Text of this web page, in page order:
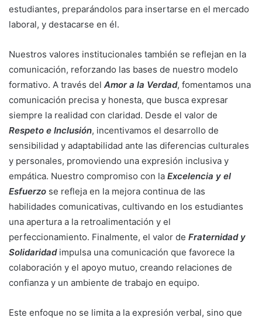
estudiantes, preparándolos para insertarse en el mercado
laboral, y destacarse en él.
Nuestros valores institucionales también se reflejan en la
comunicación, reforzando las bases de nuestro modelo
formativo. A través del Amor a la Verdad, fomentamos una
comunicación precisa y honesta, que busca expresar
siempre la realidad con claridad. Desde el valor de
Respeto e Inclusión, incentivamos el desarrollo de
sensibilidad y adaptabilidad ante las diferencias culturales
y personales, promoviendo una expresión inclusiva y
empática. Nuestro compromiso con la Excelencia y el
Esfuerzo se refleja en la mejora continua de las
habilidades comunicativas, cultivando en los estudiantes
una apertura a la retroalimentación y el
perfeccionamiento. Finalmente, el valor de Fraternidad y
Solidaridadimpulsa una comunicación que favorece la
colaboración y el apoyo mutuo, creando relaciones de
confianza y un ambiente de trabajo en equipo.
Este enfoque no se limita a la expresión verbal, sino que